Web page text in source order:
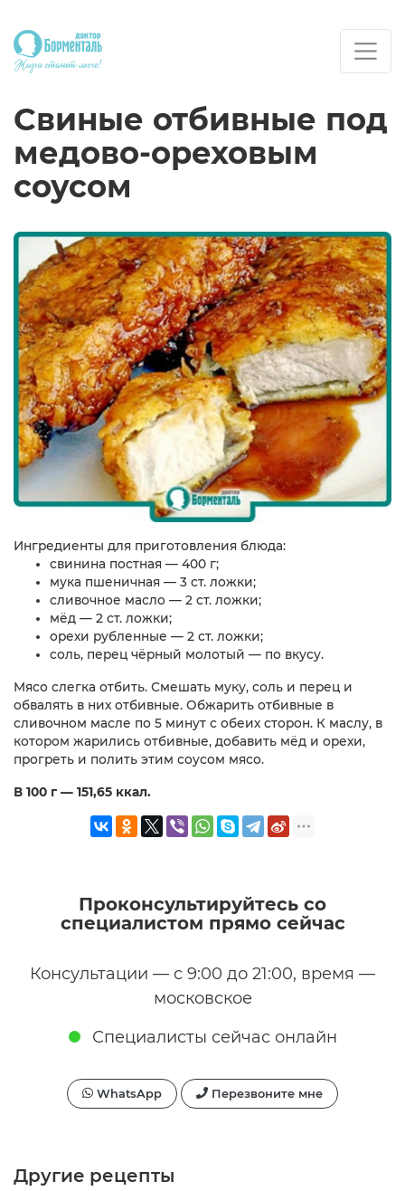
Свиные отбивные под
медово-ореховым
соусом
Ингредиенты для приготовления блюда:
свинина постная — 400 г;
мука пшеничная — 3 ст. ложки;
сливочное масло — 2 ст. ложки;
мёд — 2 ст. ложки;
орехи рубленные — 2 ст. ложки;
соль, перец чёрный молотый — по вкусу.
Мясо слегка отбить. Смешать муку, соль и перец и
обвалять в них отбивные. Обжарить отбивные в
сливочном масле по 5 минут с обеих сторон. К маслу, в
котором жарились отбивные, добавить мёд и орехи,
прогреть и полить этим соусом мясо.
В 100 г — 151,65 ккал.
Проконсультируйтесь со
специалистом прямо сейчас
Консультации — с 9:00 до 21:00, время —
московское
Специалисты сейчас онлайн
WhatsApp Перезвоните мне
Другие рецепты